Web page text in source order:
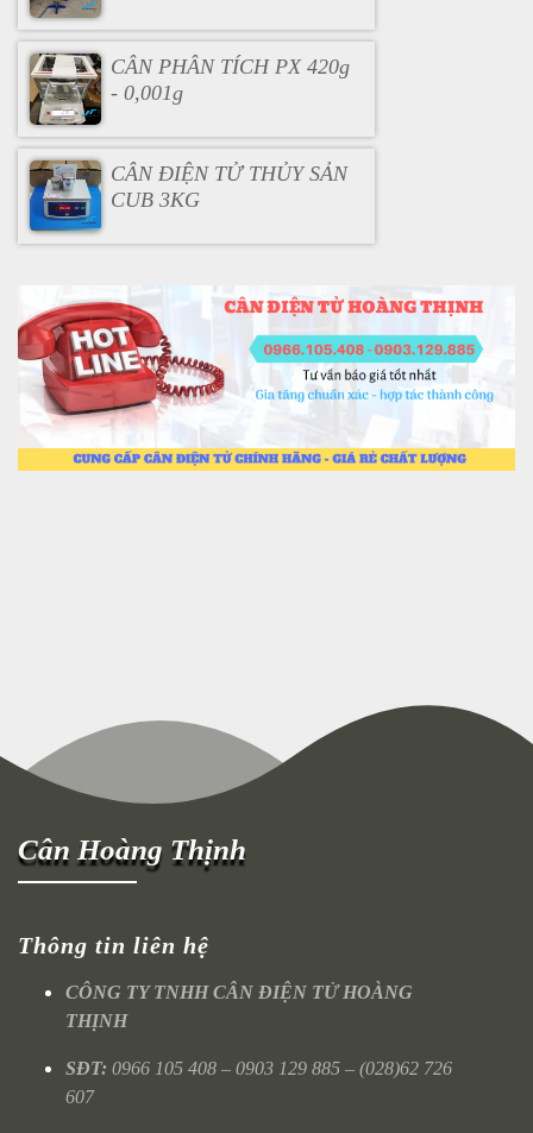
CÂN PHÂN TÍCH PX 420g
- 0,001g
CÂN ĐIỆN TỬ THỦY SẢN
CUB 3KG
Cân Hoàng Thịnh
Thông tin liên hệ
CÔNG TY TNHH CÂN ĐIỆN TỬ HOÀNG
THỊNH
SĐT: 0966 105 408 – 0903 129 885 – (028)62 726
607